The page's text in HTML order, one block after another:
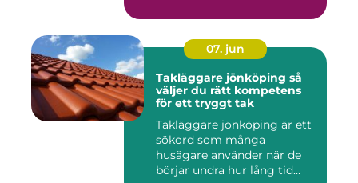
07. jun
Takläggare jönköping så
väljer du rätt kompetens
för ett tryggt tak
Takläggare jönköping är ett
sökord som många
husägare använder när de
börjar undra hur lång tid